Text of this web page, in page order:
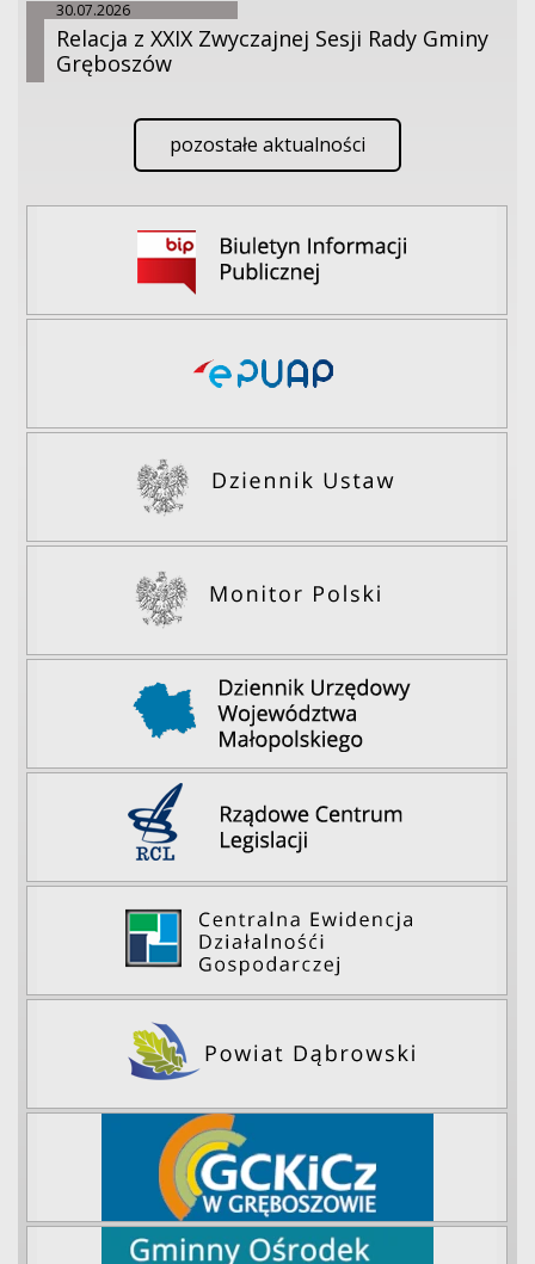
30.07.2026
Relacja z XXIX Zwyczajnej Sesji Rady Gminy
Gręboszów
pozostałe aktualności